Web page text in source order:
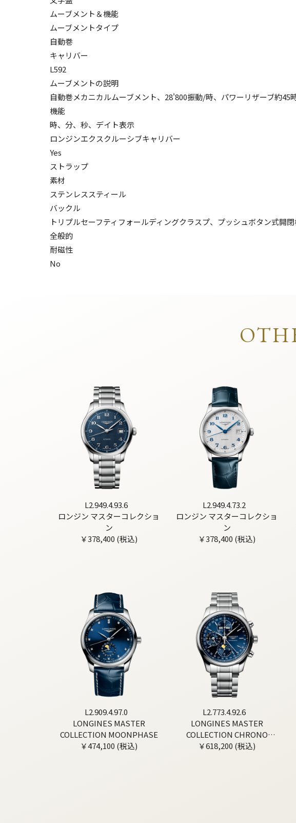
ムーブメント＆機能
ムーブメントタイプ
自動巻
キャリバー
L592
ムーブメントの説明
自動巻メカニカルムーブメント、28'800振動/時、パワーリザーブ約45
機能
時、分、秒、デイト表示
ロンジンエクスクルーシブキャリバー
Yes
ストラップ
素材
ステンレススティール
バックル
トリプルセーフティフォールディングクラスプ、プッシュボタン式開
全般的
耐磁性
No
L2.949.4.93.6
ロンジン マスターコレクショ
ン
￥378,400 (税込)
L2.949.4.73.2
ロンジン マスターコレクショ
ン
￥378,400 (税込)
L2.909.4.97.0
LONGINES MASTER
COLLECTION MOONPHASE
￥474,100 (税込)
L2.773.4.92.6
LONGINES MASTER
COLLECTION CHRONO
MOONPHASE
￥618,200 (税込)